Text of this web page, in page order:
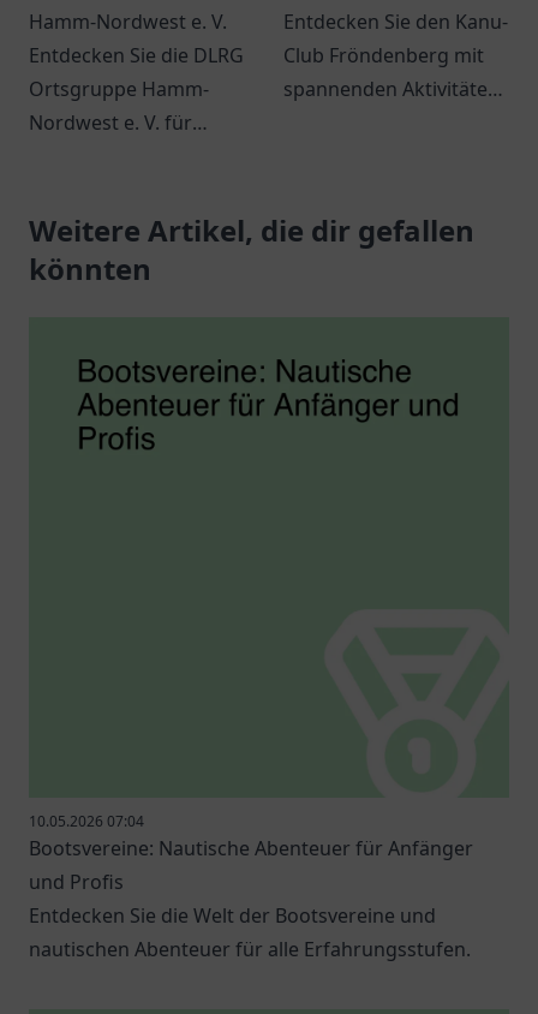
Hamm-Nordwest e. V.
Entdecken Sie die DLRG
Ortsgruppe Hamm-
Nordwest e. V. für
Wassersportaktivitäten.
Informationen zu
Entdecken Sie den Kanu-
Club Fröndenberg mit
spannenden Aktivitäten
Abenteuer in der Natur.
Weitere Artikel, die dir gefallen
könnten
10.05.2026 07:04
Bootsvereine: Nautische Abenteuer für Anfänger
und Profis
Entdecken Sie die Welt der Bootsvereine und
nautischen Abenteuer für alle Erfahrungsstufen.